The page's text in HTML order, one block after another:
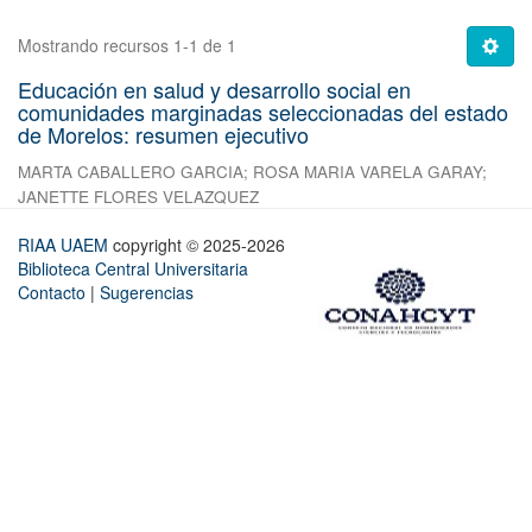
Mostrando recursos 1-1 de 1
Educación en salud y desarrollo social en
comunidades marginadas seleccionadas del estado
de Morelos: resumen ejecutivo
MARTA CABALLERO GARCIA; ROSA MARIA VARELA GARAY;
JANETTE FLORES VELAZQUEZ
RIAA UAEM copyright © 2025-2026
Biblioteca Central Universitaria
Contacto | Sugerencias